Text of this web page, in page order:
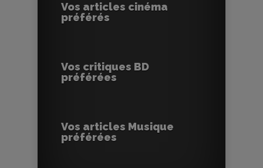
Vos articles cinéma
préférés
Vos critiques BD
préférées
Vos articles Musique
préférées